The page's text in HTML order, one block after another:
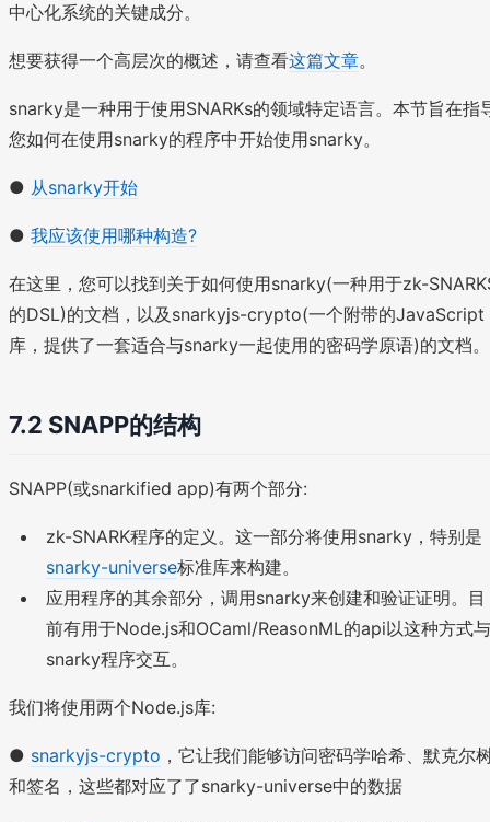
中心化系统的关键成分。
想要获得一个高层次的概述，请查看这篇文章。
snarky是一种用于使用SNARKs的领域特定语言。本节旨在指
您如何在使用snarky的程序中开始使用snarky。
● 从snarky开始
● 我应该使用哪种构造?
在这里，您可以找到关于如何使用snarky(一种用于zk-
的DSL)的文档，以及snarkyjs-crypto(一个附带的JavaScript
库，提供了一套适合与snarky一起使用的密码学原语)的文档。
7.2 SNAPP的结构
SNAPP(或snarkified app)有两个部分:
zk-SNARK程序的定义。这一部分将使用snarky，特别是
snarky-universe标准库来构建。
应用程序的其余部分，调用snarky来创建和验证证明。目
前有用于Node.js和OCaml/ReasonML的api以这种方式与
snarky程序交互。
我们将使用两个Node.js库:
● snarkyjs-crypto ，它让我们能够访问密码学哈希、默克尔
和签名，这些都对应了了snarky-universe中的数据